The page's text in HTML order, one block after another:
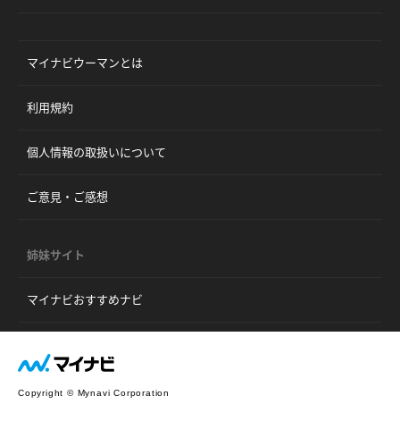
マイナビウーマンとは
利用規約
個人情報の取扱いについて
ご意見・ご感想
姉妹サイト
マイナビおすすめナビ
Copyright © Mynavi Corporation